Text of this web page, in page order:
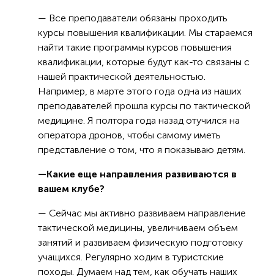
— Все преподаватели обязаны проходить
курсы повышения квалификации. Мы стараемся
найти такие программы курсов повышения
квалификации, которые будут как-то связаны с
нашей практической деятельностью.
Например, в марте этого года одна из наших
преподавателей прошла курсы по тактической
медицине. Я полтора года назад отучился на
оператора дронов, чтобы самому иметь
представление о том, что я показываю детям.
—Какие еще направления развиваются в
вашем клубе?
— Сейчас мы активно развиваем направление
тактической медицины, увеличиваем объем
занятий и развиваем физическую подготовку
учащихся. Регулярно ходим в туристские
походы. Думаем над тем, как обучать наших